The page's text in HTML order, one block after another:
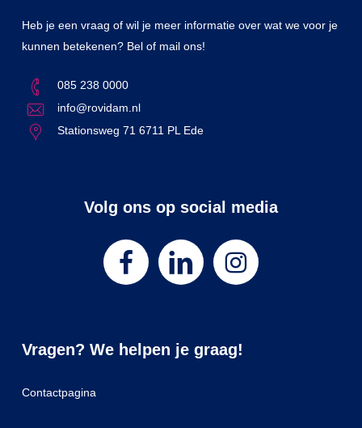
Heb je een vraag of wil je meer informatie over wat we voor je
kunnen betekenen? Bel of mail ons!
085 238 0000
info@rovidam.nl
Stationsweg 71 6711 PL Ede
Volg ons op social media
Vragen? We helpen je graag!
Contactpagina